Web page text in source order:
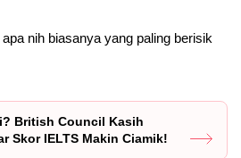
nih biasanya yang paling berisik
British Council Kasih
Skor IELTS Makin Ciamik!